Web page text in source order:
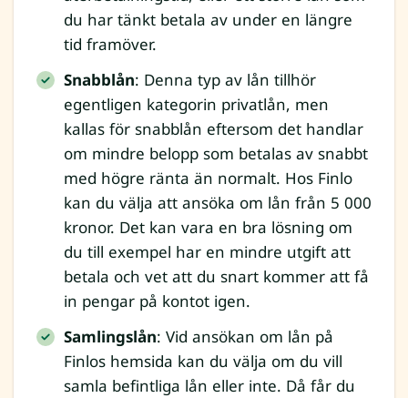
du har tänkt betala av under en längre
tid framöver.
Snabblån: Denna typ av lån tillhör
egentligen kategorin privatlån, men
kallas för snabblån eftersom det handlar
om mindre belopp som betalas av snabbt
med högre ränta än normalt. Hos Finlo
kan du välja att ansöka om lån från 5 000
kronor. Det kan vara en bra lösning om
du till exempel har en mindre utgift att
betala och vet att du snart kommer att få
in pengar på kontot igen.
Samlingslån: Vid ansökan om lån på
Finlos hemsida kan du välja om du vill
samla befintliga lån eller inte. Då får du